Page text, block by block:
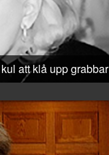
att klå upp grabbar